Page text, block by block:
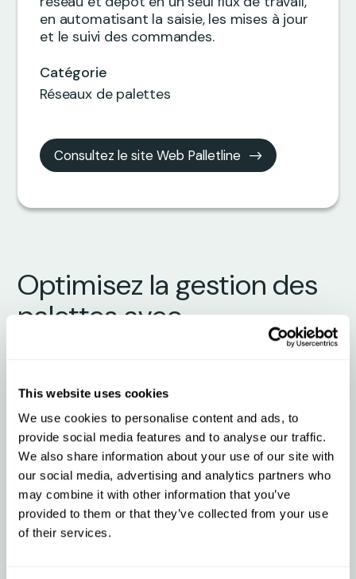
This website uses cookies
We use cookies to personalise content and ads, to
provide social media features and to analyse our traffic.
We also share information about your use of our site with
our social media, advertising and analytics partners who
may combine it with other information that you’ve
provided to them or that they’ve collected from your use
of their services.
Optimisez la gestion des
palettes avec
Ce que l’intégration vous apporte
Importez et exportez des missions vers
ou depuis Palletline en quelques
secondes
Synchronisez les statuts et les preuves
en automatisant la saisie, les mises à jour
et le suivi des commandes.
Catégorie
Réseaux de palettes
Consultez le site Web Palletline